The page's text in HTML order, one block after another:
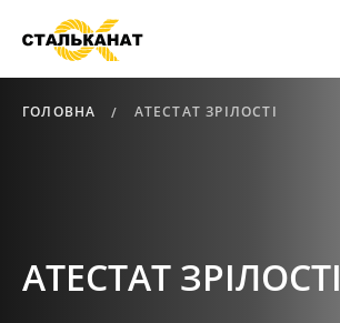
ГОЛОВНА АТЕСТАТ ЗРІЛОСТІ
АТЕСТАТ ЗРІЛОСТІ